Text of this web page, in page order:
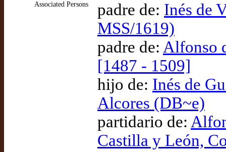
Associated Persons padre de: Inés de
MSS/1619)
padre de: Alfonso
[1487 - 1509]
hijo de: Inés de
Alcores (DB~e)
partidario de:
Castilla y León,